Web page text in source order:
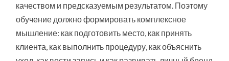
качеством и предсказуемым результатом. Поэтому
обучение должно формировать комплексное
мышление: как подготовить место, как принять
клиента, как выполнить процедуру, как объяснить